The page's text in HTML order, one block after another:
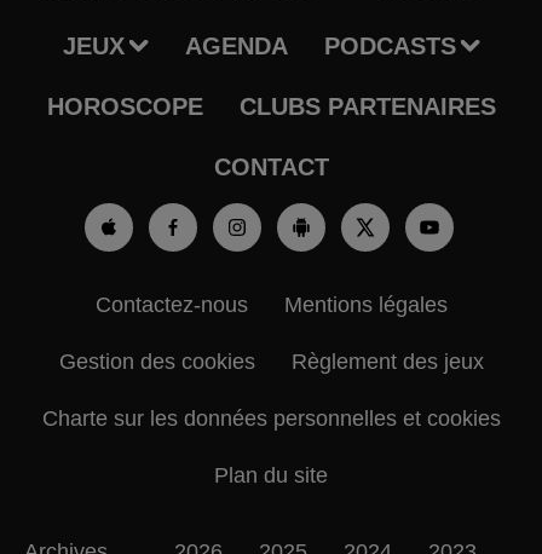
JEUX AGENDA PODCASTS
HOROSCOPE CLUBS PARTENAIRES
CONTACT
Contactez-nous Mentions légales
Gestion des cookies Règlement des jeux
Charte sur les données personnelles et cookies
Plan du site